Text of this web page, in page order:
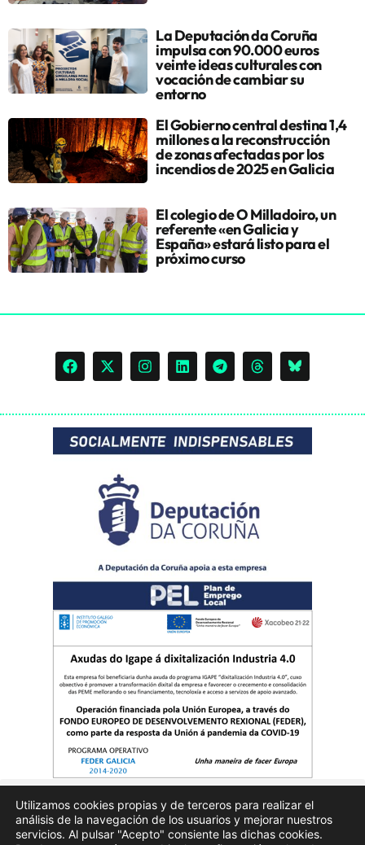
La Deputación da Coruña
impulsa con 90.000 euros
veinte ideas culturales con
vocación de cambiar su
entorno
El Gobierno central destina 1,4
millones a la reconstrucción
de zonas afectadas por los
incendios de 2025 en Galicia
El colegio de O Milladoiro, un
referente «en Galicia y
España» estará listo para el
próximo curso
Quienes somos Publicidad Aviso Legal Politicas de privacidad
Utilizamos cookies propias y de terceros para realizar el
análisis de la navegación de los usuarios y mejorar nuestros
servicios. Al pulsar "Acepto" consiente las dichas cookies.